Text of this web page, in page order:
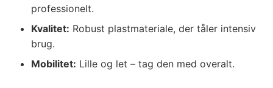
professionelt.
Kvalitet: Robust plastmateriale, der tåler intensiv
brug.
Mobilitet: Lille og let – tag den med overalt.